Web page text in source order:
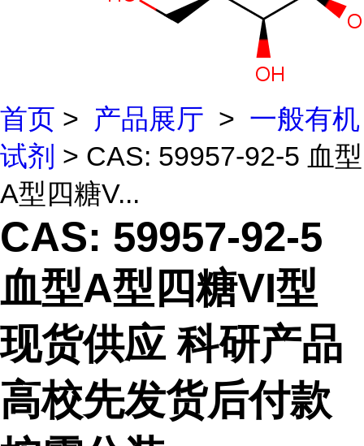
首页 > 产品展厅 > 一般有机
试剂 > CAS: 59957-92-5 血型
A型四糖V...
CAS: 59957-92-5
血型A型四糖VI型
现货供应 科研产品
高校先发货后付款